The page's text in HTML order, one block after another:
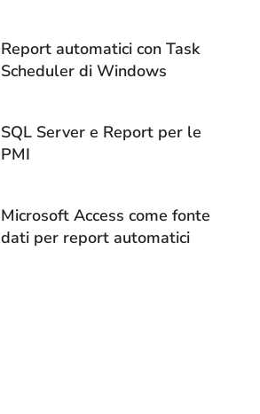
Report automatici con Task
Scheduler di Windows
SQL Server e Report per le
PMI
Microsoft Access come fonte
dati per report automatici